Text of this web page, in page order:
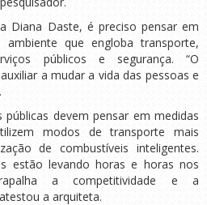
Diana Daste, é preciso pensar em
que engloba transporte,
públicos e segurança. “O
a mudar a vida das pessoas e
devem pensar em medidas
modos de transporte mais
de combustíveis inteligentes.
estão levando horas e horas nos
a competitividade e a
a arquiteta.